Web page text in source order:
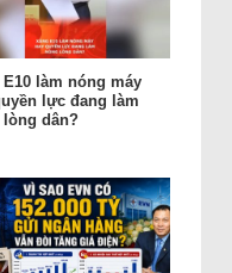
E10 làm nóng máy
lực đang làm
dân?